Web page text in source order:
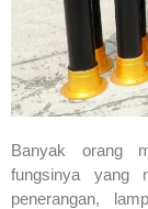
Banyak orang
fungsinya yang
penerangan,